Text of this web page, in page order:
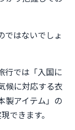
ではないでしょ
行では「入国に
候に対応する衣
製アイテム」の
できます。